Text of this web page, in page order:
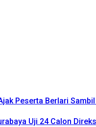
Peserta Berlari
Uji 24 Calon